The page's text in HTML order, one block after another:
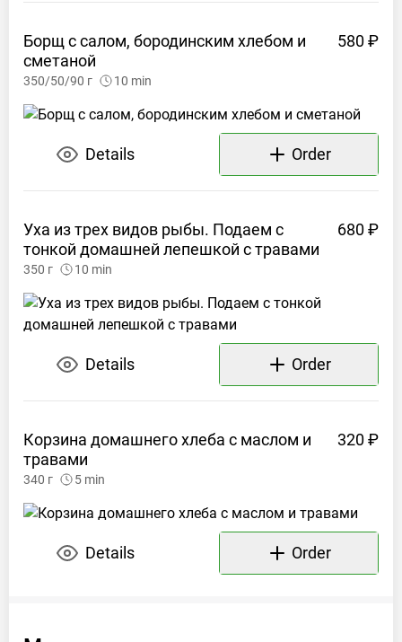
Борщ с салом, бородинским хлебом и
сметаной
580 ₽
350/50/90 г 10 min
Details Order
Уха из трех видов рыбы. Подаем с
тонкой домашней лепешкой стравами
680 ₽
350 г 10 min
Details Order
Корзина домашнего хлеба с маслом и
травами
320 ₽
340 г 5 min
Details Order